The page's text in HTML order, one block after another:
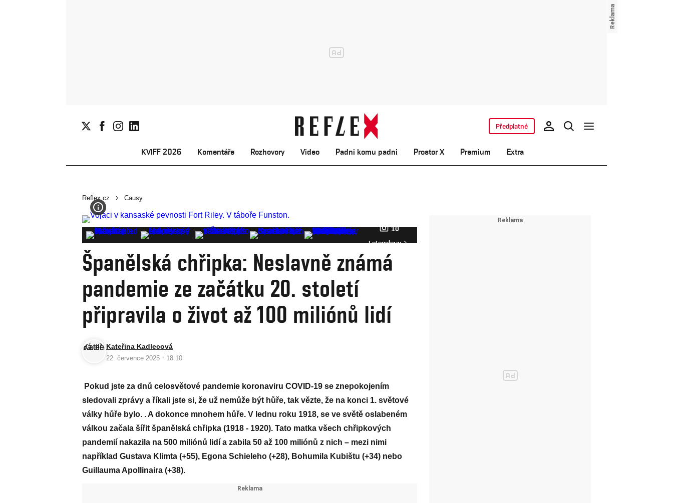
KVIFF 2026 Komentáře Rozhovory Video Padni komu padni Prostor X Premium Extra
Předplatné
Reflex.cz Causy
10
Fotogalerie
Španělská chřipka: Neslavně známá
pandemie ze začátku 20. století
připravila o život až 100 miliónů lidí
Kateřina Kadlecová
22. července 2025 · 18:10
Pokud jste za dnů celosvětové pandemie koronaviru COVID-19 se znepokojením
sledovali zprávy a říkali jste si, že už nemůže být hůře, tak vězte, že na konci 1. světové
války hůře bylo. . A dokonce mnohem hůře. V lednu roku 1918, se ve světě oslabeném
válkou začala šířit španělská chřipka (1918 - 1920). Tato matka všech chřipkových
pandemií nakazila na 500 miliónů lidí a zabila 50 až 100 miliónů z nich – mezi nimi
například Gustava Klimta (+55), Egona Schieleho (+28), Bohumila Kubištu (+34) nebo
Guillauma Apollinaira (+38).